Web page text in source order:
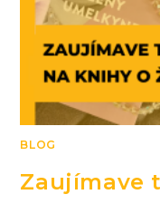
BLOG
Zaujímave